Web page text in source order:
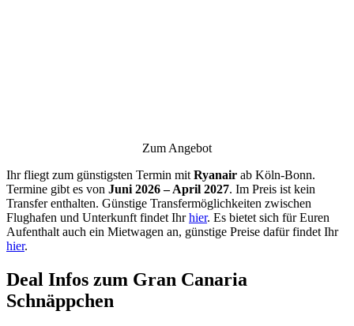
Zum Angebot
Ihr fliegt zum günstigsten Termin mit Ryanair ab Köln-Bonn.
Termine gibt es von Juni 2026 – April 2027. Im Preis ist kein
Transfer enthalten. Günstige Transfermöglichkeiten zwischen
Flughafen und Unterkunft findet Ihrhier. Es bietet sich für Euren
Aufenthalt auch ein Mietwagen an, günstige Preise dafür findet Ihr
hier.
Deal Infos zum Gran Canaria
Schnäppchen